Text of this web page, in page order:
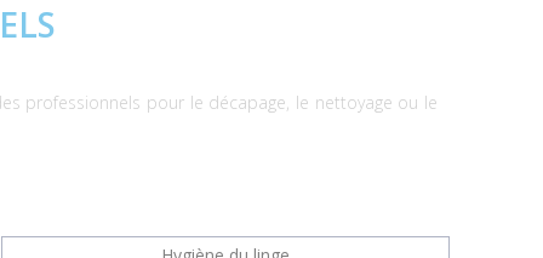
professionnels pour le décapage, le nettoyage ou le